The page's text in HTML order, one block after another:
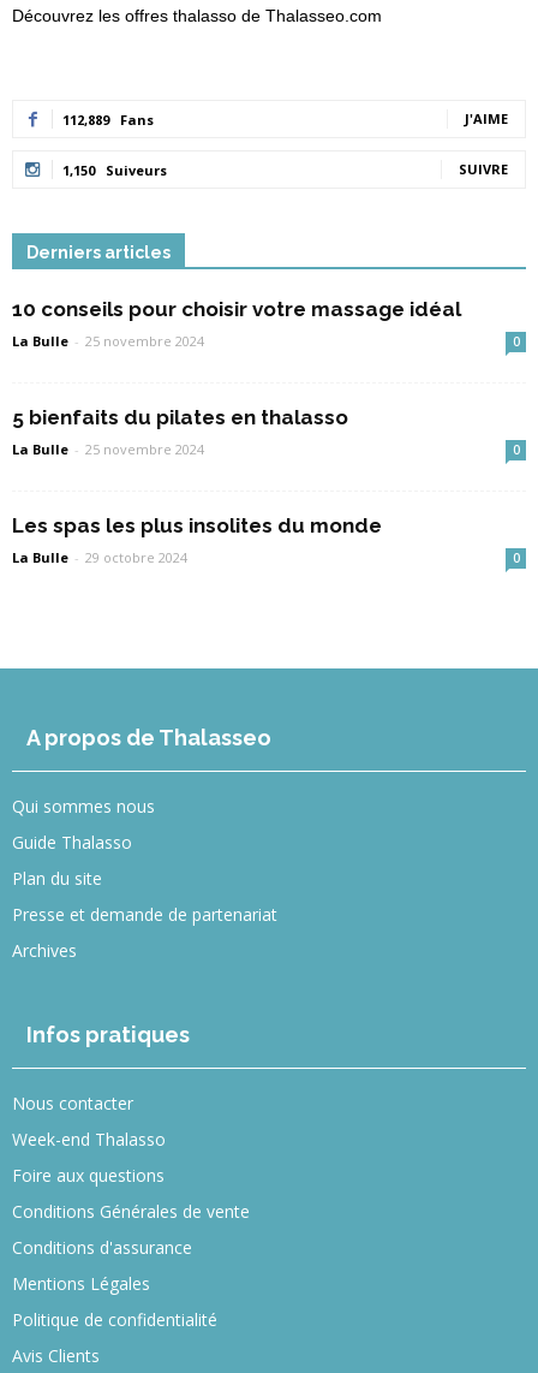
Découvrez les offres thalasso de Thalasseo.com
112,889 Fans J'AIME
1,150 Suiveurs SUIVRE
Derniers articles
10 conseils pour choisir votre massage idéal
La Bulle - 25 novembre 2024 0
5 bienfaits du pilates en thalasso
La Bulle - 25 novembre 2024 0
Les spas les plus insolites du monde
La Bulle - 29 octobre 2024 0
A propos de Thalasseo
Qui sommes nous
Guide Thalasso
Plan du site
Presse et demande de partenariat
Archives
Infos pratiques
Nous contacter
Week-end Thalasso
Foire aux questions
Conditions Générales de vente
Conditions d'assurance
Mentions Légales
Politique de confidentialité
Avis Clients